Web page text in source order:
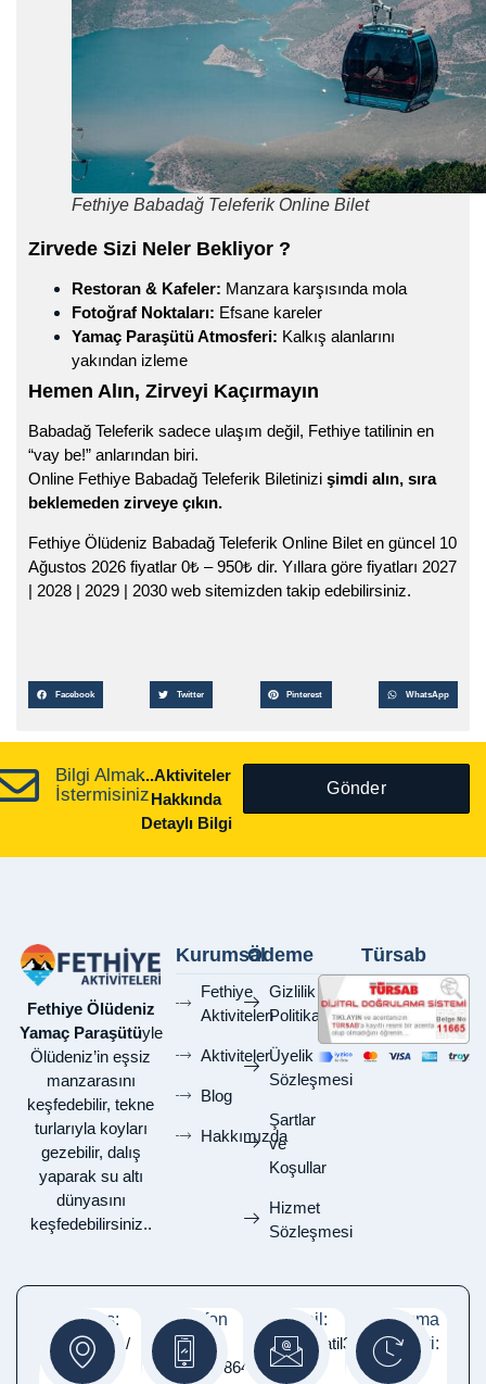
Fethiye Babadağ Teleferik Online Bilet
Zirvede Sizi Neler Bekliyor ?
Restoran & Kafeler: Manzara karşısında mola
Fotoğraf Noktaları: Efsane kareler
Yamaç Paraşütü Atmosferi: Kalkış alanlarını
yakından izleme
Hemen Alın, Zirveyi Kaçırmayın
Babadağ Teleferik sadece ulaşım değil, Fethiye tatilinin en
“vay be!” anlarından biri.
Online Fethiye Babadağ Teleferik Biletinizi şimdi alın, sıra
beklemeden zirveye çıkın.
Fethiye Ölüdeniz Babadağ Teleferik Online Bilet en güncel 10
Ağustos 2026 fiyatlar 0₺ –950₺ dir. Yıllara göre fiyatları 2027
| 2028 | 2029 | 2030 web sitemizden takip edebilirsiniz.
Facebook Twitter Pinterest WhatsApp
Bilgi Almak
İstermisiniz
...Aktiviteler
Hakkında
Detaylı Bilgi
Gönder
Fethiye Ölüdeniz
Yamaç Paraşütüyle
Ölüdeniz’in eşsiz
manzarasını
keşfedebilir, tekne
turlarıyla koyları
gezebilir, dalış
yaparak su altı
dünyasını
keşfedebilirsiniz..
Kurumsal
Fethiye
Aktiviteleri
Aktiviteler
Blog
Hakkımızda
Ödeme
Gizlilik
Politikası
Üyelik
Sözleşmesi
Şartlar
ve
Koşullar
Hizmet
Sözleşmesi
Türsab
Adres:
Fethiye /
Muğla
Telefon
:
05337486460
E-Mail:
Info@tatil365gun.com
Çalışma
Saatleri:
Pzt -